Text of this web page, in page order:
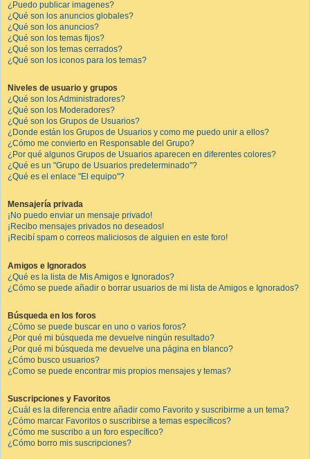
¿Puedo publicar imagenes?
¿Qué son los anuncios globales?
¿Qué son los anuncios?
¿Qué son los temas fijos?
¿Qué son los temas cerrados?
¿Qué son los iconos para los temas?
Niveles de usuario y grupos
¿Qué son los Administradores?
¿Qué son los Moderadores?
¿Qué son los Grupos de Usuarios?
¿Donde están los Grupos de Usuarios y como me puedo unir a ellos?
¿Cómo me convierto en Responsable del Grupo?
¿Por qué algunos Grupos de Usuarios aparecen en diferentes colores?
¿Qué es un "Grupo de Usuarios predeterminado"?
¿Qué es el enlace "El equipo"?
Mensajería privada
¡No puedo enviar un mensaje privado!
¡Recibo mensajes privados no deseados!
¡Recibí spam o correos maliciosos de alguien en este foro!
Amigos e Ignorados
¿Qué es la lista de Mis Amigos e Ignorados?
¿Cómo se puede añadir o borrar usuarios de mi lista de Amigos e Ignorados?
Búsqueda en los foros
¿Cómo se puede buscar en uno o varios foros?
¿Por qué mi búsqueda me devuelve ningún resultado?
¿Por qué mi búsqueda me devuelve una página en blanco?
¿Cómo busco usuarios?
¿Como se puede encontrar mis propios mensajes y temas?
Suscripciones y Favoritos
¿Cuál es la diferencia entre añadir como Favorito y suscribirme a un tema?
¿Cómo marcar Favoritos o suscribirse a temas específicos?
¿Cómo me suscribo a un foro específico?
¿Cómo borro mis suscripciones?